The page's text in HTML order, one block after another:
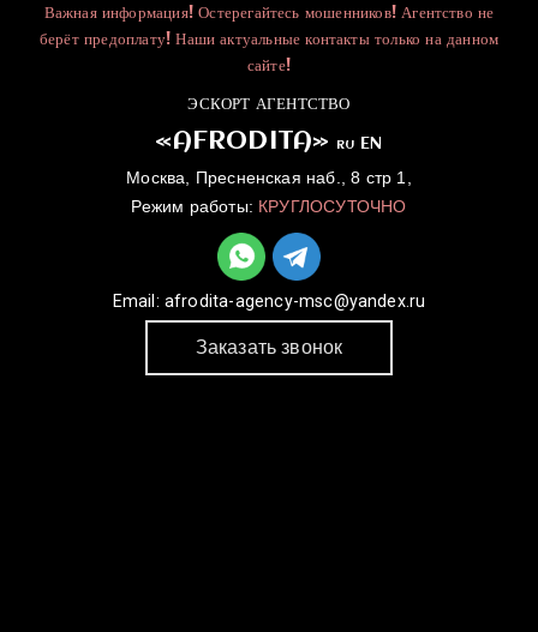
Важная информация! Остерегайтесь мошенников! Агентство не
берёт предоплату! Наши актуальные контакты только на данном
сайте!
ЭСКОРТ АГЕНТСТВО
«AFRODITA» RU EN
Москва, Пресненская наб., 8 стр 1,
Режим работы: КРУГЛОСУТОЧНО
Email: afrodita-agency-msc@yandex.ru
Заказать звонок